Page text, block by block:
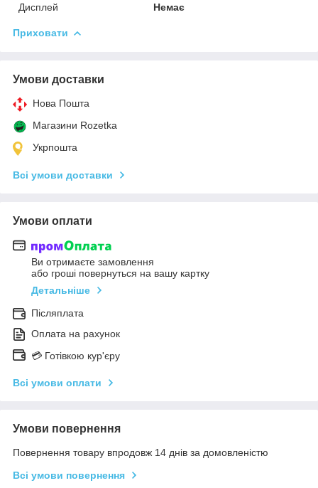
Дисплей Немає
Приховати
Умови доставки
Нова Пошта
Магазини Rozetka
Укрпошта
Всі умови доставки
Умови оплати
Ви отримаєте замовлення
або гроші повернуться на вашу картку
Детальніше
Післяплата
Оплата на рахунок
💳 Готівкою кур'єру
Всі умови оплати
Умови повернення
Повернення товару впродовж 14 днів за домовленістю
Всі умови повернення